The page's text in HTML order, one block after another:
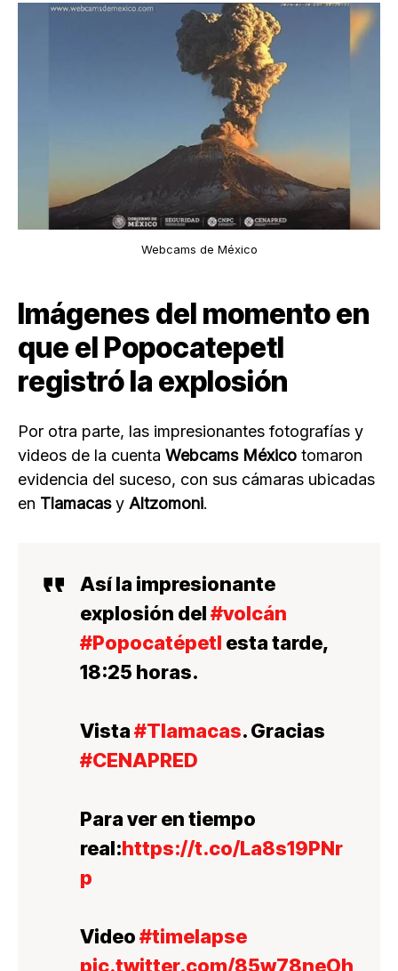
Webcams de México
Imágenes del momento en
que el Popocatepetl
registró la explosión
Por otra parte, las impresionantes fotografías y
videos de la cuenta Webcams México tomaron
evidencia del suceso, con sus cámaras ubicadas
en Tlamacasy Altzomoni.
Así la impresionante
explosión del#volcán
#Popocatépetl esta tarde,
18:25 horas.
Vista#Tlamacas. Gracias
#CENAPRED
Para ver en tiempo
real:https://t.co/La8s19PNr
p
Video#timelapse
pic.twitter.com/85w78neOh